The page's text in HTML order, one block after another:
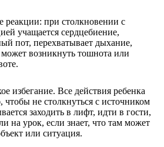
реакции: при столкновении с
учащается сердцебиение,
пот, перехватывает дыхание,
возникнуть тошнота или
избегание. Все действия ребенка
чтобы не столкнуться с источником
заходить в лифт, идти в гости,
на урок, если знает, что там может
или ситуация.